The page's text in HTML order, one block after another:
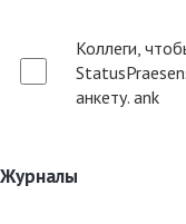
Коллеги,
анкету. ank
Журналы